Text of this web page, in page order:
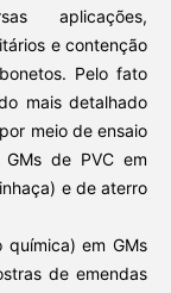
aplicações,
e contenção
Pelo fato
mais detalhado
meio de ensaio
de PVC em
e de aterro
em GMs
de emendas